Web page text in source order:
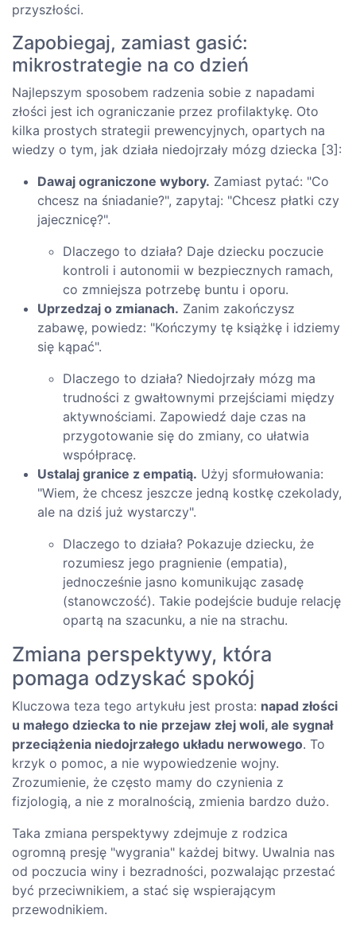
przyszłości.
Zapobiegaj, zamiast gasić:
mikrostrategie na co dzień
Najlepszym sposobem radzenia sobie z napadami
złości jest ich ograniczanie przez profilaktykę. Oto
kilka prostych strategii prewencyjnych, opartych na
wiedzy o tym, jak działa niedojrzały mózg dziecka [3]:
Dawaj ograniczone wybory. Zamiast pytać: "Co
chcesz na śniadanie?", zapytaj: "Chcesz płatki czy
jajecznicę?".
Dlaczego to działa? Daje dziecku poczucie
kontroli i autonomii w bezpiecznych ramach,
co zmniejsza potrzebę buntu i oporu.
Uprzedzaj o zmianach. Zanim zakończysz
zabawę, powiedz: "Kończymy tę książkę i idziemy
się kąpać".
Dlaczego to działa? Niedojrzały mózg ma
trudności z gwałtownymi przejściami między
aktywnościami. Zapowiedź daje czas na
przygotowanie się do zmiany, co ułatwia
współpracę.
Ustalaj granice z empatią. Użyj sformułowania:
"Wiem, że chcesz jeszcze jedną kostkę czekolady,
ale na dziś już wystarczy".
Dlaczego to działa? Pokazuje dziecku, że
rozumiesz jego pragnienie (empatia),
jednocześnie jasno komunikując zasadę
(stanowczość). Takie podejście buduje relację
opartą na szacunku, a nie na strachu.
Zmiana perspektywy, która
pomaga odzyskać spokój
Kluczowa teza tego artykułu jest prosta: napad złości
u małego dziecka to nie przejaw złej woli, ale sygnał
przeciążenia niedojrzałego układu nerwowego. To
krzyk o pomoc, a nie wypowiedzenie wojny.
Zrozumienie, że często mamy do czynienia z
fizjologią, a nie z moralnością, zmienia bardzo dużo.
Taka zmiana perspektywy zdejmuje z rodzica
ogromną presję "wygrania" każdej bitwy. Uwalnia nas
od poczucia winy i bezradności, pozwalając przestać
być przeciwnikiem, a stać się wspierającym
przewodnikiem.